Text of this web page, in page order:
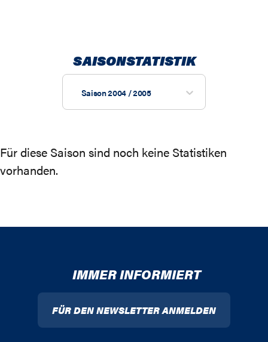
SAISONSTATISTIK
Saison 2004 / 2005
Für diese Saison sind noch keine Statistiken
vorhanden.
IMMER INFORMIERT
FÜR DEN NEWSLETTER ANMELDEN